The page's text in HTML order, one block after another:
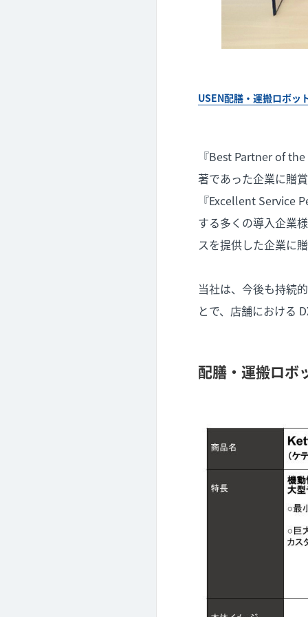
USEN配膳・運搬ロボッ
『Best Partner of
著であった企業に贈
『Excellent Service
する多くの導入企業
スを提供した企業に
当社は、今後も持続
とで、店舗における
配膳・運搬ロボ